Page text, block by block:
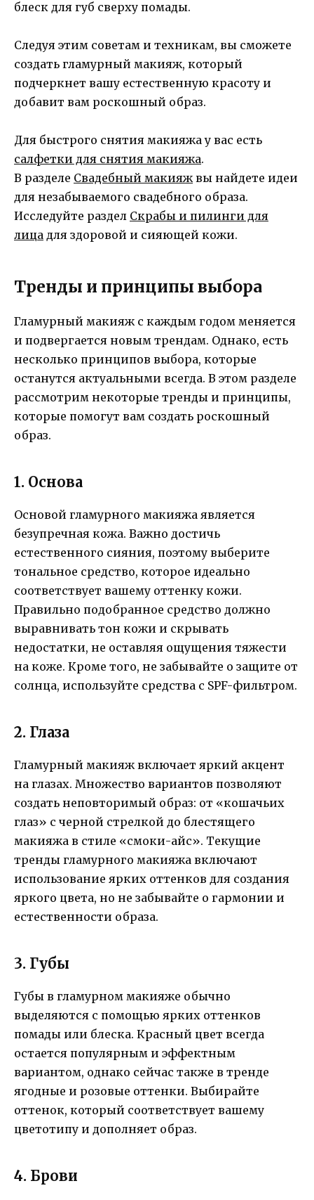
блеск для губ сверху помады.
Следуя этим советам и техникам, вы сможете
создать гламурный макияж, который
подчеркнет вашу естественную красоту и
добавит вам роскошный образ.
Для быстрого снятия макияжа у вас есть
салфетки для снятия макияжа.
В разделе Свадебный макияж вы найдете идеи
для незабываемого свадебного образа.
Исследуйте раздел Скрабы и пилинги для
лица для здоровой и сияющей кожи.
Тренды и принципы выбора
Гламурный макияж с каждым годом меняется
и подвергается новым трендам. Однако, есть
несколько принципов выбора, которые
останутся актуальными всегда. В этом разделе
рассмотрим некоторые тренды и принципы,
которые помогут вам создать роскошный
образ.
1. Основа
Основой гламурного макияжа является
безупречная кожа. Важно достичь
естественного сияния, поэтому выберите
тональное средство, которое идеально
соответствует вашему оттенку кожи.
Правильно подобранное средство должно
выравнивать тон кожи и скрывать
недостатки, не оставляя ощущения тяжести
на коже. Кроме того, не забывайте о защите от
солнца, используйте средства с SPF-фильтром.
2. Глаза
Гламурный макияж включает яркий акцент
на глазах. Множество вариантов позволяют
создать неповторимый образ: от «кошачьих
глаз» с черной стрелкой до блестящего
макияжа в стиле «смоки-айс». Текущие
тренды гламурного макияжа включают
использование ярких оттенков для создания
яркого цвета, но не забывайте о гармонии и
естественности образа.
3. Губы
Губы в гламурном макияже обычно
выделяются с помощью ярких оттенков
помады или блеска. Красный цвет всегда
остается популярным и эффектным
вариантом, однако сейчас также в тренде
ягодные и розовые оттенки. Выбирайте
оттенок, который соответствует вашему
цветотипу и дополняет образ.
4. Брови